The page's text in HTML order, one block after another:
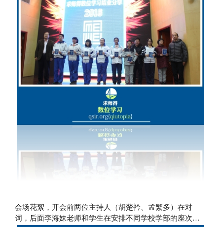
会场花絮，开会前两位主持人（胡楚衿、孟繁多）在对
词，后面李海妹老师和学生在安排不同学校学部的座次…